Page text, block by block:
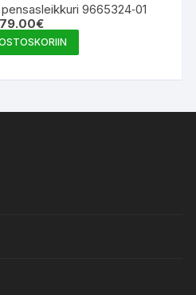
9665324‑01
€